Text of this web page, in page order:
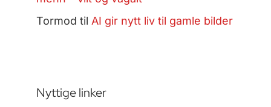
Tormod til AI gir nytt liv til gamle bilder
Nyttige linker